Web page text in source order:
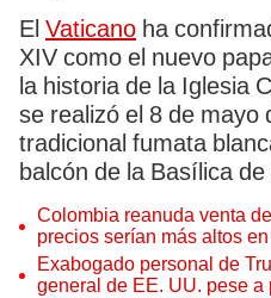
El Vaticano ha
XIV como el nuevo
la historia de la Iglesia
se realizó el 8 de mayo
tradicional fumata
balcón de la Basílica
Colombia reanuda venta
precios serían más altos
según Cenace
Exabogado personal de
general de EE. UU. pese